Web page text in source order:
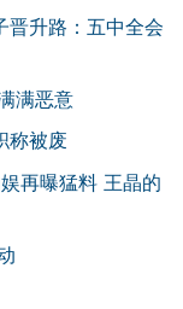
晋升路：五中全会
满恶意
称被废
再曝猛料 王晶的